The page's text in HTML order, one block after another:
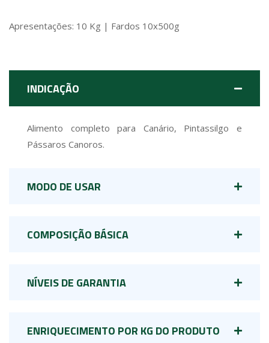
Apresentações: 10 Kg | Fardos 10x500g
INDICAÇÃO
Alimento completo para Canário, Pintassilgo e
Pássaros Canoros.
MODO DE USAR
COMPOSIÇÃO BÁSICA
NÍVEIS DE GARANTIA
ENRIQUECIMENTO POR KG DO PRODUTO